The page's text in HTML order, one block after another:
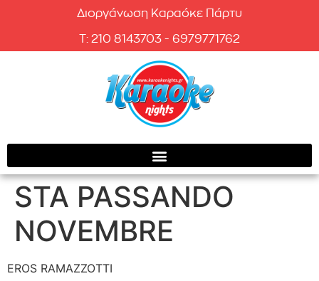
Διοργάνωση Καραόκε Πάρτυ
T: 210 8143703 - 6979771762
STA PASSANDO
NOVEMBRE
EROS RAMAZZOTTI